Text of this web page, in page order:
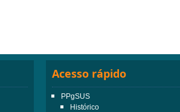
Acesso rápido
PPgSUS
Histórico